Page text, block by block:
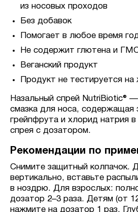
из носовых проходов
Без добавок
Помогает в любое время
Не содержит глютена и
Веганский продукт
Продукт не тестируется на
Назальный спрей NutriBiotic®
смазка для носа, содержащая
грейпфрута и хлорид натрия
спрея с дозатором.
Рекомендации по
Снимите защитный колпачок.
вертикально, вставьте
в ноздрю. Для взрослых:
дозатор 2–3 раза. Детям (от
нажмите на дозатор 1 раз.